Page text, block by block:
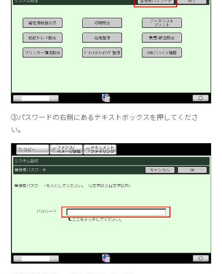
③パスワードの右側にあるテキストボックスを押してくださ
い。